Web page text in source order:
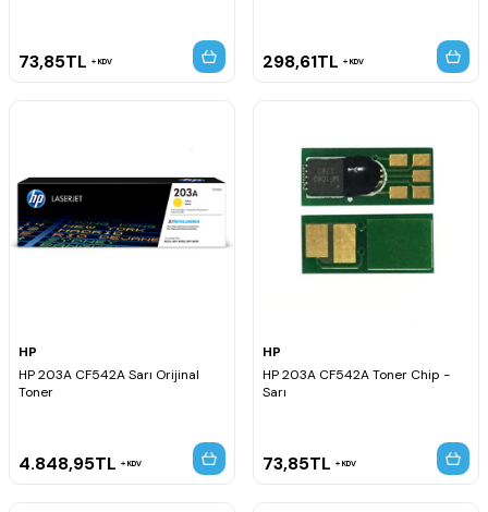
73,85TL KDV 298,61TL KDV
HP
HP 203A CF542A Sarı Orijinal
Toner
4.848,95TL KDV
HP
HP 203A CF542A Toner Chip -
Sarı
73,85TL KDV